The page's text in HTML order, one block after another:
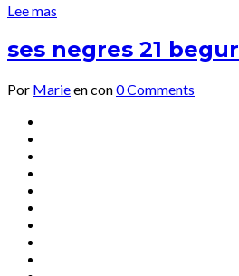
Lee mas
ses negres 21 begur
Por Marieencon0 Comments